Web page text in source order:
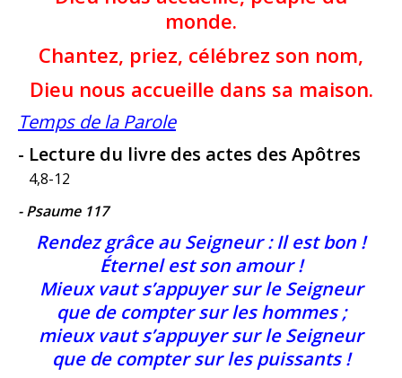
monde.
Chantez, priez, célébrez son nom,
Dieu nous accueille dans sa maison.
Temps de la Parole
- Lecture du livre des actes des Apôtres
4,8-12
- Psaume 117
Rendez grâce au Seigneur : Il est bon !
Éternel est son amour !
Mieux vaut s’appuyer sur le Seigneur
que de compter sur les hommes ;
mieux vaut s’appuyer sur le Seigneur
que de compter sur les puissants !